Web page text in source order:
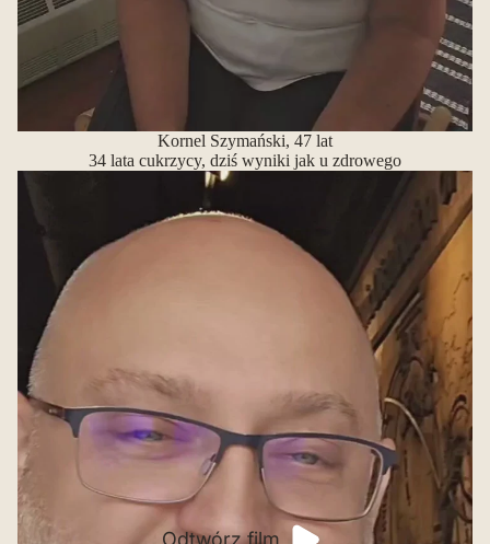
Kornel Szymański, 47 lat
34 lata cukrzycy, dziś wyniki jak u zdrowego
Odtwórz film